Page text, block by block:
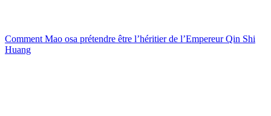
Comment Mao osa prétendre être l’héritier de l’Empereur Qin Shi
Huang